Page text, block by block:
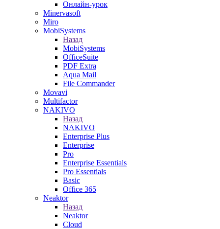
Онлайн-урок
Minervasoft
Miro
MobiSystems
Назад
MobiSystems
OfficeSuite
PDF Extra
Aqua Mail
File Commander
Movavi
Multifactor
NAKIVO
Назад
NAKIVO
Enterprise Plus
Enterprise
Pro
Enterprise Essentials
Pro Essentials
Basic
Office 365
Neaktor
Назад
Neaktor
Cloud